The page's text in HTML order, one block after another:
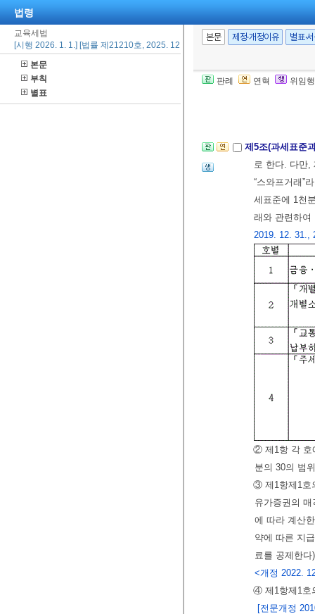
법령
교육세법
[시행 2026. 1. 1.] [법률 제21210호, 2025. 12. 23., 일부개정]
본문
부칙
별표
본문 제정·개정이유 별표·
판례 연혁 위임
[전문개정
제4조(비과세)금
에 대하여는
제5조(과세표준
로 한다. 다만
“스와프거래”
세표준에 1천
래와 관련하여
2019. 12. 31.,
② 제1항 각 호
분의 30의 범
③ 제1항제1호
유가증권의
에 따라 계산
약에 따른 지
료를 공제한
<개정 2022.
④ 제1항제1호
[전문개정